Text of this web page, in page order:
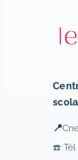
📍
☎️ Tél